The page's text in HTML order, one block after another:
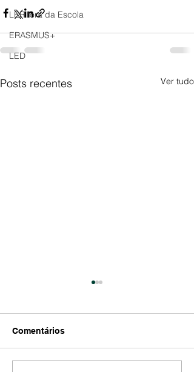
LER fora da Escola
ERASMUS+
LED
Posts recentes Ver tudo
Comentários